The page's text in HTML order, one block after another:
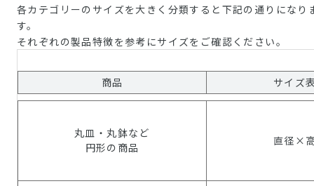
各カテゴリーのサイズを大きく分類すると下記の通りになり
す。
それぞれの製品特徴を参考にサイズをご確認ください。
商品 サイズ
丸皿・丸鉢など
円形の商品
直径×